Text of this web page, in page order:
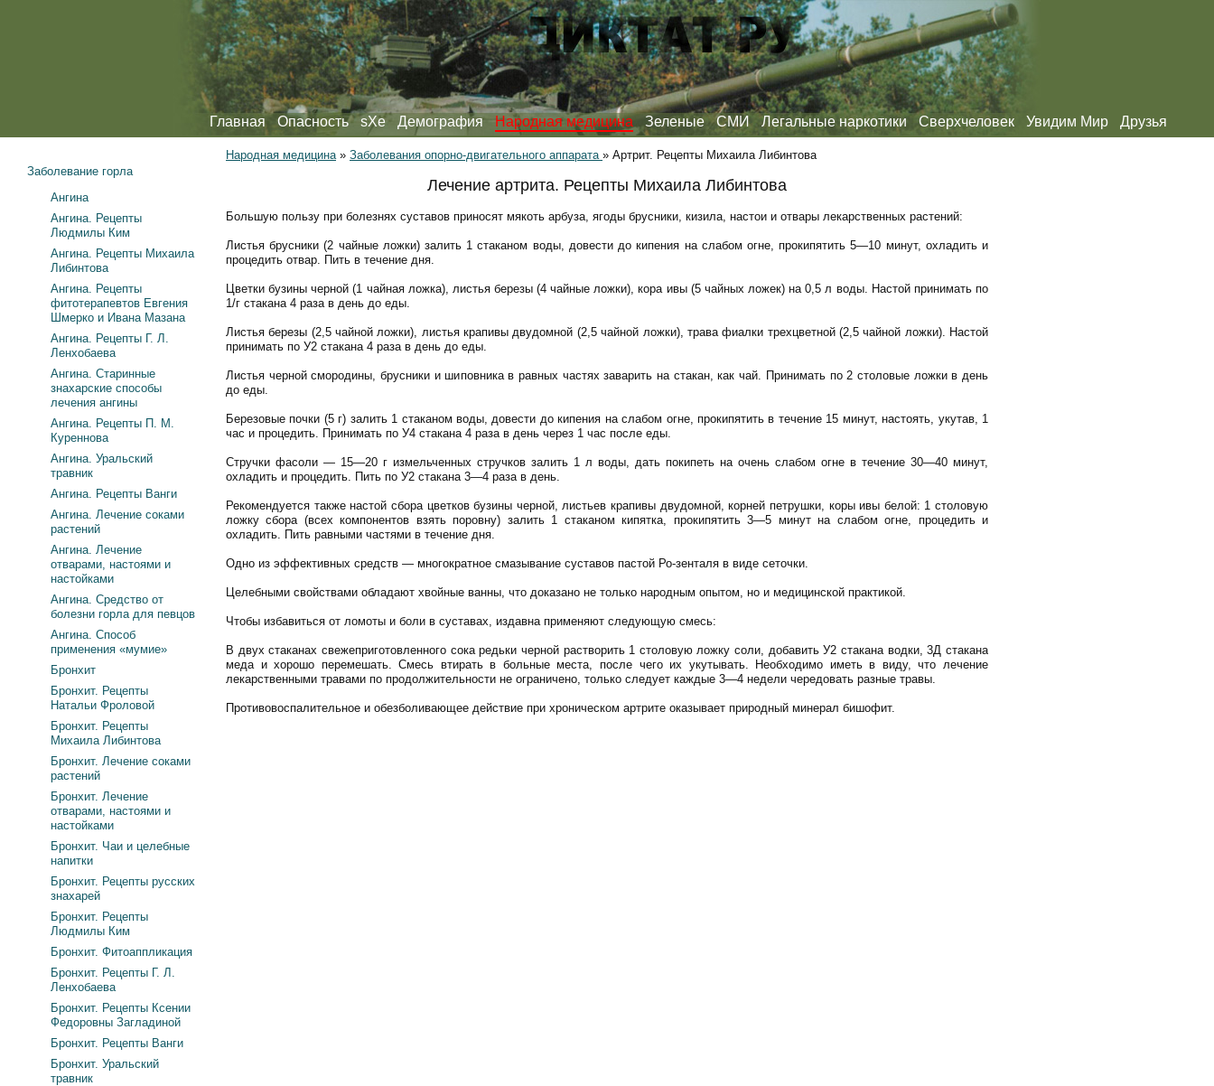
Главная Опасность sXe Демография Народная медицина Зеленые СМИ Легальные наркотики Сверхчеловек Увидим Мир Друзья
Народная медицина» Заболевания опорно-двигательного аппарата » Артрит. Рецепты Михаила Либинтова
Лечение артрита. Рецепты Михаила Либинтова
Большую пользу при болезнях суставов приносят мякоть арбуза, ягоды брусники, кизила, настои и отвары лекарственных растений:
Листья брусники (2 чайные ложки) залить 1 стаканом воды, довести до кипения на слабом огне, прокипятить 5—10 минут, охладить и
процедить отвар. Пить в течение дня.
Цветки бузины черной (1 чайная ложка), листья березы (4 чайные ложки), кора ивы (5 чайных ложек) на 0,5 л воды. Настой принимать по
1/г стакана 4 раза в день до еды.
Листья березы (2,5 чайной ложки), листья крапивы двудомной (2,5 чайной ложки), трава фиалки трехцветной (2,5 чайной ложки). Настой
принимать по У2 стакана 4 раза в день до еды.
Листья черной смородины, брусники и шиповника в равных частях заварить на стакан, как чай. Принимать по 2 столовые ложки в день
до еды.
Березовые почки (5 г) залить 1 стаканом воды, довести до кипения на слабом огне, прокипятить в течение 15 минут, настоять, укутав, 1
час и процедить. Принимать по У4 стакана 4 раза в день через 1 час после еды.
Стручки фасоли — 15—20 г измельченных стручков залить 1 л воды, дать покипеть на очень слабом огне в течение 30—40 минут,
охладить и процедить. Пить по У2 стакана 3—4 раза в день.
Рекомендуется также настой сбора цветков бузины черной, листьев крапивы двудомной, корней петрушки, коры ивы белой: 1 столовую
ложку сбора (всех компонентов взять поровну) залить 1 стаканом кипятка, прокипятить 3—5 минут на слабом огне, процедить и
охладить. Пить равными частями в течение дня.
Одно из эффективных средств — многократное смазывание суставов пастой Ро-зенталя в виде сеточки.
Целебными свойствами обладают хвойные ванны, что доказано не только народным опытом, но и медицинской практикой.
Чтобы избавиться от ломоты и боли в суставах, издавна применяют следующую смесь:
В двух стаканах свежеприготовленного сока редьки черной растворить 1 столовую ложку соли, добавить У2 стакана водки, 3Д стакана
меда и хорошо перемешать. Смесь втирать в больные места, после чего их укутывать. Необходимо иметь в виду, что лечение
лекарственными травами по продолжительности не ограничено, только следует каждые 3—4 недели чередовать разные травы.
Противовоспалительное и обезболивающее действие при хроническом артрите оказывает природный минерал бишофит.
Заболевание горла
Ангина
Ангина. Рецепты
Людмилы Ким
Ангина. Рецепты Михаила
Либинтова
Ангина. Рецепты
фитотерапевтов Евгения
Шмерко и Ивана Мазана
Ангина. Рецепты Г. Л.
Ленхобаева
Ангина. Старинные
знахарские способы
лечения ангины
Ангина. Рецепты П. М.
Куреннова
Ангина. Уральский
травник
Ангина. Рецепты Ванги
Ангина. Лечение соками
растений
Ангина. Лечение
отварами, настоями и
настойками
Ангина. Средство от
болезни горла для певцов
Ангина. Способ
применения «мумие»
Бронхит
Бронхит. Рецепты
Натальи Фроловой
Бронхит. Рецепты
Михаила Либинтова
Бронхит. Лечение соками
растений
Бронхит. Лечение
отварами, настоями и
настойками
Бронхит. Чаи и целебные
напитки
Бронхит. Рецепты русских
знахарей
Бронхит. Рецепты
Людмилы Ким
Бронхит. Фитоаппликация
Бронхит. Рецепты Г. Л.
Ленхобаева
Бронхит. Рецепты Ксении
Федоровны Загладиной
Бронхит. Рецепты Ванги
Бронхит. Уральский
травник